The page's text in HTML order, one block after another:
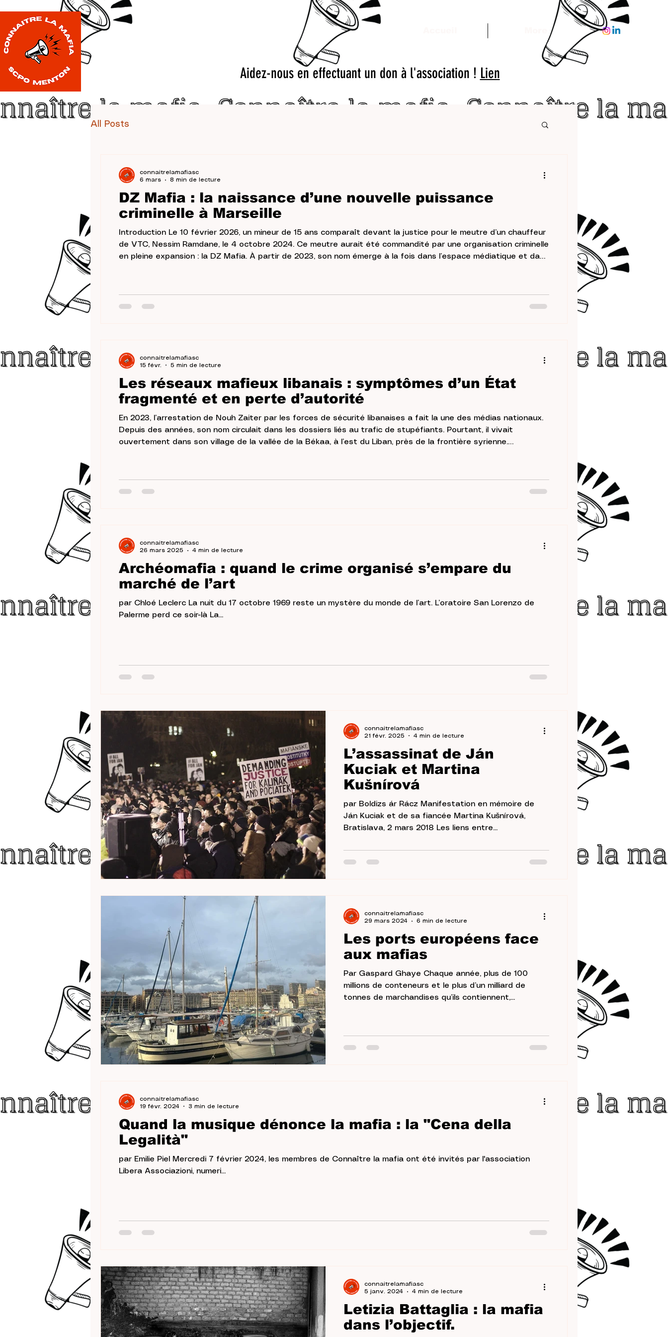
Aidez-nous en effectuant un don à l'association ! Lien
All Posts
DZ Mafia : la naissance d’une nouvelle puissance
criminelle à Marseille
Introduction Le 10 février 2026, un mineur de 15 ans comparaît devant la justice pour le meutre d’un chauffeur
de VTC, Nessim Ramdane, le 4 octobre 2024. Ce meutre aurait été commandité par une organisation criminelle
en pleine expansion : la DZ Mafia. À partir de 2023, son nom émerge à la fois dans l’espace médiatique et dans
connaitrelamafiasc
6 mars
8 min de lecture
Les réseaux mafieux libanais : symptômes d’un État
fragmenté et en perte d’autorité
En 2023, l’arrestation de Nouh Zaiter par les forces de sécurité libanaises a fait la une des médias nationaux.
Depuis des années, son nom circulait dans les dossiers liés au trafic de stupéfiants. Pourtant, il vivait
ouvertement dans son village de la vallée de la Békaa, à l’est du Liban, près de la frontière syrienne.
connaitrelamafiasc
15 févr.
5 min de lecture
Archéomafia : quand le crime organisé s’empare du
marché de l’art
par Chloé Leclerc La nuit du 17 octobre 1969 reste un mystère du monde de l’art. L’oratoire San Lorenzo de
Palerme perd ce soir-là La...
connaitrelamafiasc
26 mars 2025
4 min de lecture
L’assassinat de Ján
Kuciak et Martina
Kušnírová
par Boldizs ár Rácz Manifestation en mémoire de
Ján Kuciak et de sa fiancée Martina Kušnírová,
Bratislava, 2 mars 2018 Les liens entre...
connaitrelamafiasc
21 févr. 2025
4 min de lecture
Les ports européens face
aux mafias
Par Gaspard Ghaye Chaque année, plus de 100
millions de conteneurs et le plus d’un milliard de
tonnes de marchandises qu’ils contiennent,...
connaitrelamafiasc
29 mars 2024
6 min de lecture
Quand la musique dénonce la mafia : la "Cena della
Legalità"
par Emilie Piel Mercredi 7 février 2024, les membres de Connaître la mafia ont été invités par l'association
Libera Associazioni, numeri...
connaitrelamafiasc
19 févr. 2024
3 min de lecture
Letizia Battaglia : la mafia
dans l’objectif.
connaitrelamafiasc
5 janv. 2024
4 min de lecture